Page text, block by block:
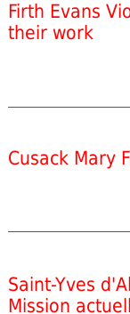
Firth Evans
their work
Cusack Mary
Saint-Yves
Mission